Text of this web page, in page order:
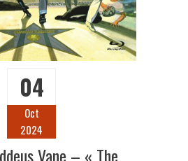
04
Oct
2024
Vane – « The